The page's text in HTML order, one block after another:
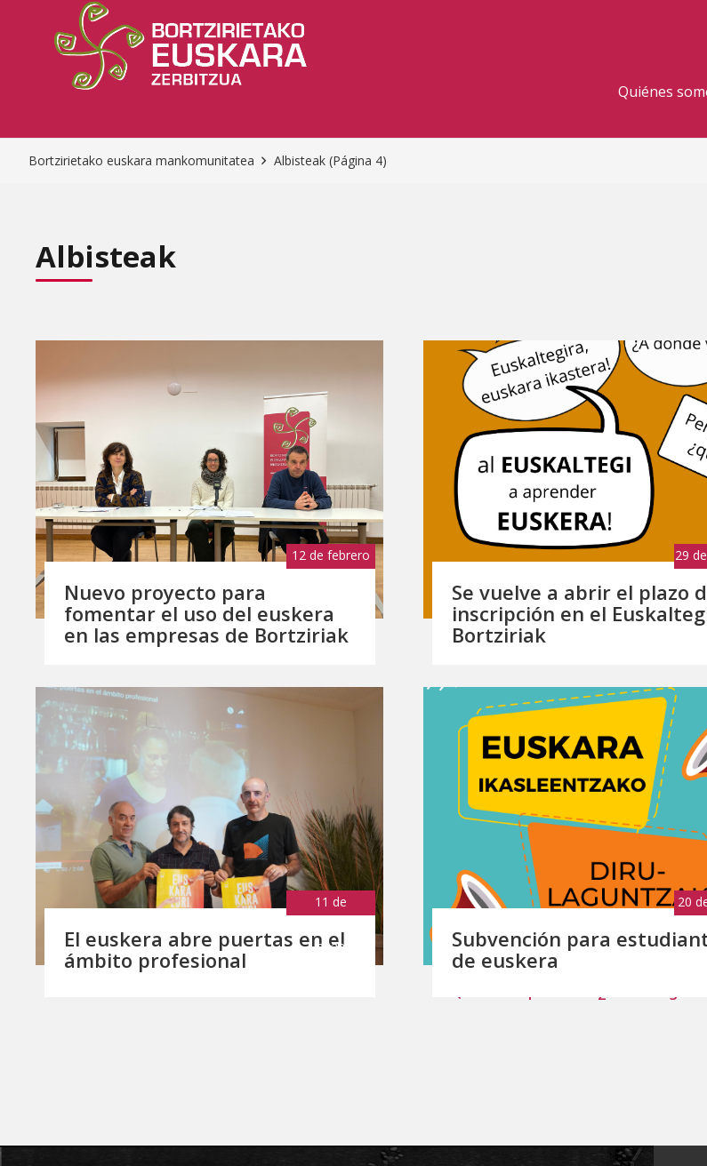
Quiénes
Bortzirietako euskara mankomunitatea Albisteak(Página 4)
Albisteak
12 de febrero
Nuevo proyecto para
fomentar el uso del euskera
en las empresas de Bortziriak
29
Se vuelve a abrir el plazo
inscripción en el
Bortziriak
11 de
2023
El euskera abre puertas en el
ámbito profesional
20
Subvención para
de euskera
1 2 3